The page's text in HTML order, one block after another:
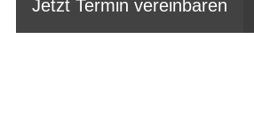
Jetzt Termin vereinbaren